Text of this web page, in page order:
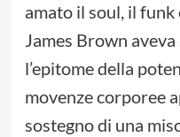
amato il soul, il
James Brown
l’epitome della
movenze corporee
sostegno di una